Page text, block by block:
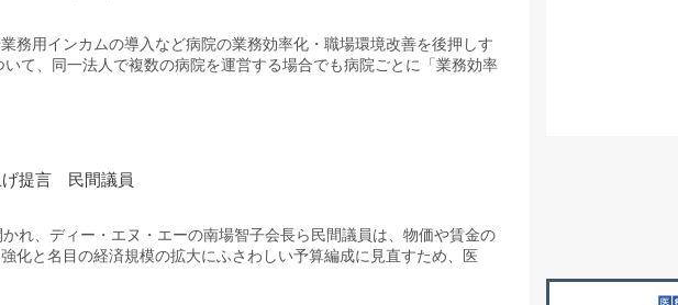
務用インカムの導入など病院の業務効率化・職場環境改善を後押しす
て、同一法人で複数の病院を運営する場合でも病院ごとに「業務効率
げ提言 民間議員
れ、ディー・エヌ・エーの南場智子会長ら民間議員は、物価や賃金の
化と名目の経済規模の拡大にふさわしい予算編成に見直すため、医